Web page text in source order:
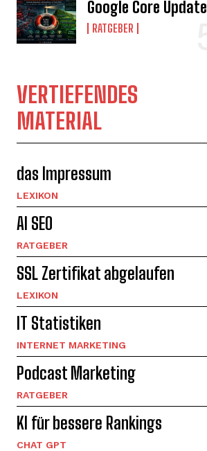
Google Core Update
RATGEBER
VERTIEFENDES
MATERIAL
das Impressum
LEXIKON
AI SEO
RATGEBER
SSL Zertifikat abgelaufen
LEXIKON
IT Statistiken
INTERNET MARKETING
Podcast Marketing
RATGEBER
KI für bessere Rankings
CHAT GPT